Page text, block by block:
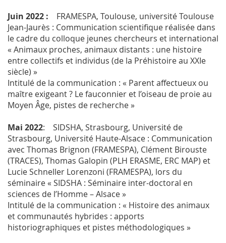
Juin 2022 : FRAMESPA, Toulouse, université Toulouse
Jean-Jaurès : Communication scientifique réalisée dans
le cadre du colloque jeunes chercheurs et international
« Animaux proches, animaux distants : une histoire
entre collectifs et individus (de la Préhistoire au XXIe
siècle) »
Intitulé de la communication : « Parent affectueux ou
maître exigeant ? Le fauconnier et l’oiseau de proie au
Moyen Âge, pistes de recherche »
Mai 2022: SIDSHA, Strasbourg, Université de
Strasbourg, Université Haute-Alsace : Communication
avec Thomas Brignon (FRAMESPA), Clément Birouste
(TRACES), Thomas Galopin (PLH ERASME, ERC MAP) et
Lucie Schneller Lorenzoni (FRAMESPA), lors du
séminaire « SIDSHA : Séminaire inter-doctoral en
sciences de l’Homme – Alsace »
Intitulé de la communication : « Histoire des animaux
et communautés hybrides : apports
historiographiques et pistes méthodologiques »